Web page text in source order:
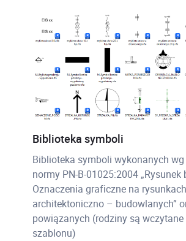
Biblioteka symboli
Biblioteka symboli wykonanych
normy PN-B-01025:2004 „Rysunek
Oznaczenia graficzne na rysunkach
architektoniczno – budowlanych”
powiązanych (rodziny są wczytane
szablonu)